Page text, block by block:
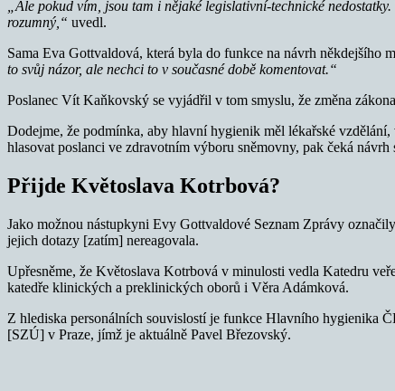
„Ale pokud vím, jsou tam i nějaké legislativní-technické
rozumný,“ uvedl.
Sama Eva Gottvaldová, která byla do funkce na návrh
to svůj názor, ale nechci to v současné době komentovat.“
Poslanec Vít Kaňkovský se vyjádřil v tom smyslu, že změna
Dodejme, že podmínka, aby hlavní hygienik měl lékařské
hlasovat poslanci ve zdravotním výboru sněmovny, pak čeká
Přijde Květoslava Kotrbová?
Jako možnou nástupkyni Evy Gottvaldové Seznam Zprávy
jejich dotazy [zatím] nereagovala.
Upřesněme, že Květoslava Kotrbová v minulosti vedla Katedru
katedře klinických a preklinických oborů i Věra Adámková.
Z hlediska personálních souvislostí je funkce Hlavního hygienika
[SZÚ] v Praze, jímž je aktuálně Pavel Březovský.